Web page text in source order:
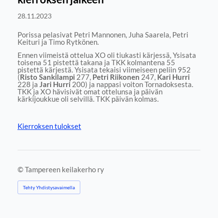
28.11.2023
Porissa pelasivat Petri Mannonen, Juha Saarela, Petri
Keituri ja Timo Rytkönen.
Ennen viimeistä ottelua XO oli tiukasti kärjessä, Ysisata
toisena 51 pistettä takana ja TKK kolmantena 55
pistettä kärjestä. Ysisata tekaisi viimeiseen peliin 952
(Risto Sankilampi 277, Petri Riikonen 247, Kari Hurri
228 ja Jari Hurri 200) ja nappasi voiton Tornadoksesta.
TKK ja XO hävisivät omat ottelunsa ja päivän
kärkijoukkue oli selvillä. TKK päivän kolmas.
Kierroksen tulokset
©Tampereen keilakerho ry
Tehty Yhdistysavaimella